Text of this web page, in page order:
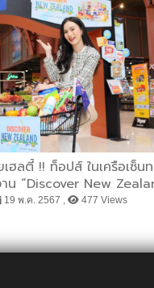
เฮลตี้ !! ท็อปส์ ในเครือเซ็น
น “Discover New
ค้า-วัตถุดิบคัดสรรเกรดพรีเมี
ท็อปส์ และ ท็อปส์ ฟู้ด ฮ
19 พ.ค. 2567 , 477 Views